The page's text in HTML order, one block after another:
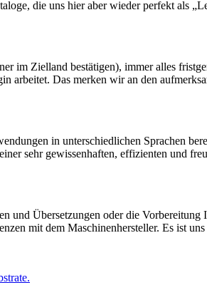
die uns hier aber wieder perfekt als
im Zielland bestätigen), immer alles
arbeitet. Das merken wir an den
in unterschiedlichen Sprachen
sehr gewissenhaften, effizienten und
und Übersetzungen oder die Vorbereitung
mit dem Maschinenhersteller. Es ist